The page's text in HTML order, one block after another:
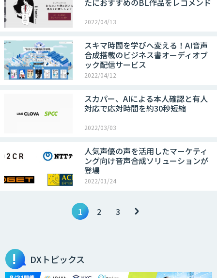
たにおすすめのBL作品をレコメンド
2022/04/13
スキマ時間を学びへ変える！AI音声
合成搭載のビジネス書オーディオブ
ック配信サービス
2022/04/12
スカパー、AIによる本人確認と有人
対応で応対時間を約30秒短縮
2022/03/03
人気声優の声を活用したマーケティ
ング向け音声合成ソリューションが
登場
2022/01/24
1 2 3
DXトピックス